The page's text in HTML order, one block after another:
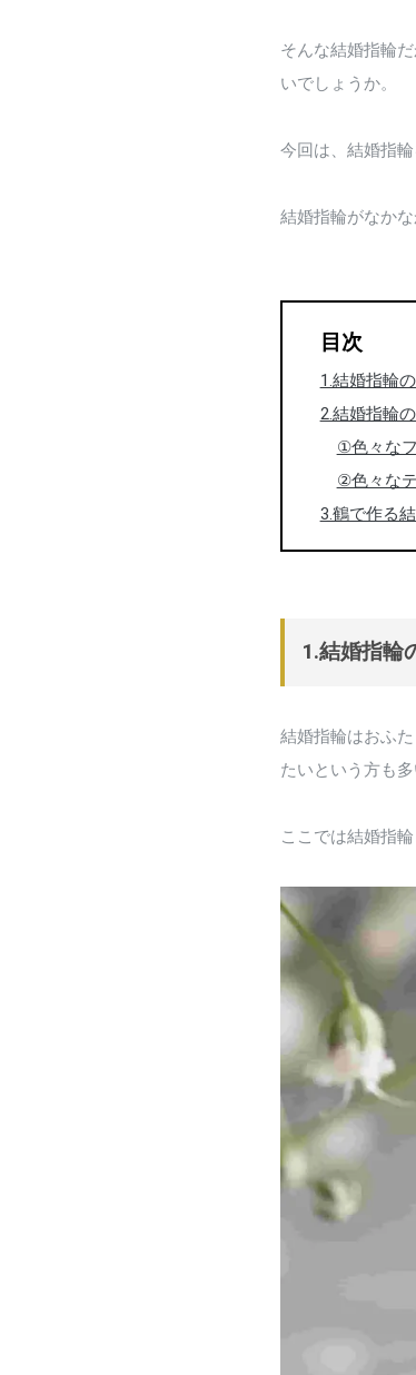
そんな結婚指輪
いでしょうか。
今回は、結婚指
結婚指輪がなか
目次
1.結婚指輪
2.結婚指輪
①色々な
②色々な
3.鶴で作る
1.結婚指輪
結婚指輪はおふ
たいという方も多
ここでは結婚指